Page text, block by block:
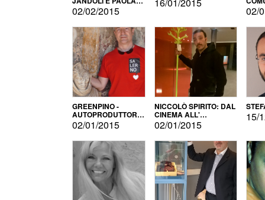
PISAPIA
02/02/2015 02/
GREENPINO -
AUTOPRODUTTORE
PER AMORE
02/01/2015
NICCOLÒ SPIRITO: DAL
CINEMA ALL'
AUTOPRODUZIONE
02/01/2015
15/